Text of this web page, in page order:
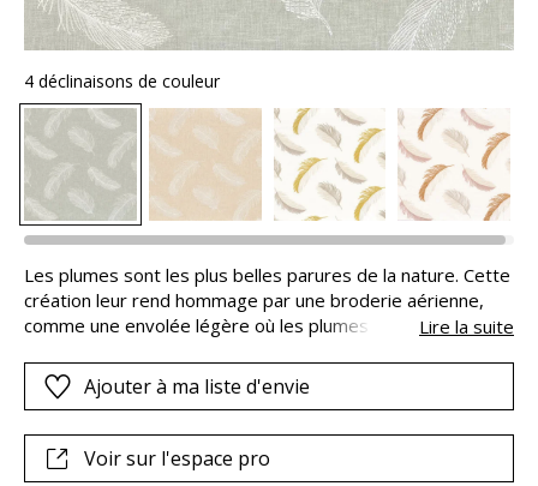
4 déclinaisons de couleur
Les plumes sont les plus belles parures de la nature. Cette
création leur rend hommage par une broderie aérienne,
comme une envolée légère où les plumes virevoltent avec
blanc pur sur fond lin nacré ou gris brumeux ; et motifs
multicolores dans une gamme poudrée nude et cuivre, ou
Lire la suite
Ajouter à ma liste d'envie
Voir sur l'espace pro